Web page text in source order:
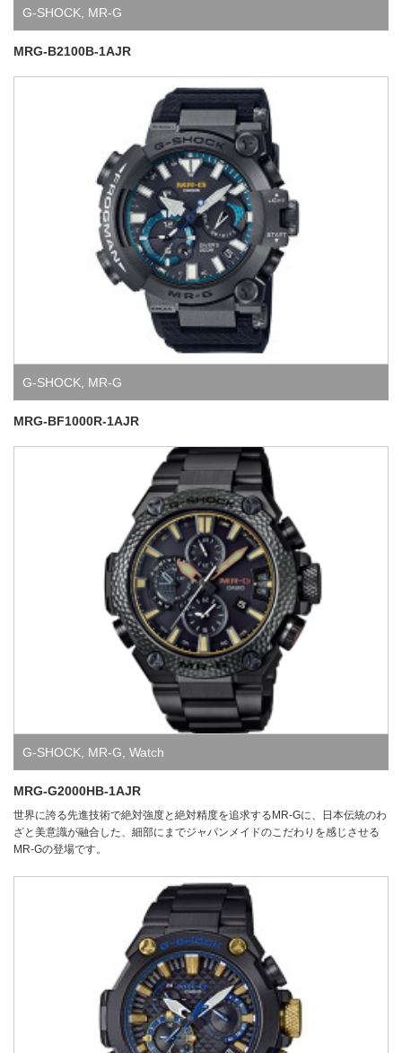
G-SHOCK, MR-G
MRG-B2100B-1AJR
G-SHOCK MR-G
MRG-BF1000R-1AJR
G-SHOCK MR-G Watch
MRG-G2000HB-1AJR
世界に誇る先進技術で絶対強度と絶対精度を追求するMR-Gに、日本伝統のわ
ざと美意識が融合した、細部にまでジャパンメイドのこだわりを感じさせる
MR-Gの登場です。